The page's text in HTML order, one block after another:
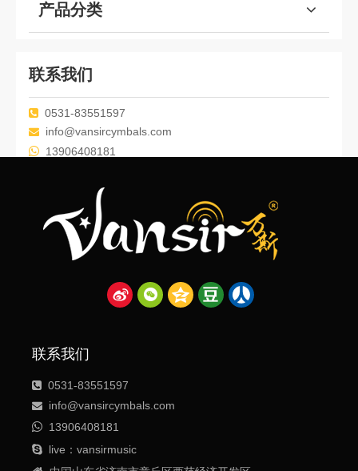
产品分类
联系我们
 0531-83551597
 info@vansircymbals.com
 13906408181
中国山东省济南市章丘区西范经济开发区
联系我们
 0531-83551597
 info@vansircymbals.com
 13906408181
 live：vansirmusic